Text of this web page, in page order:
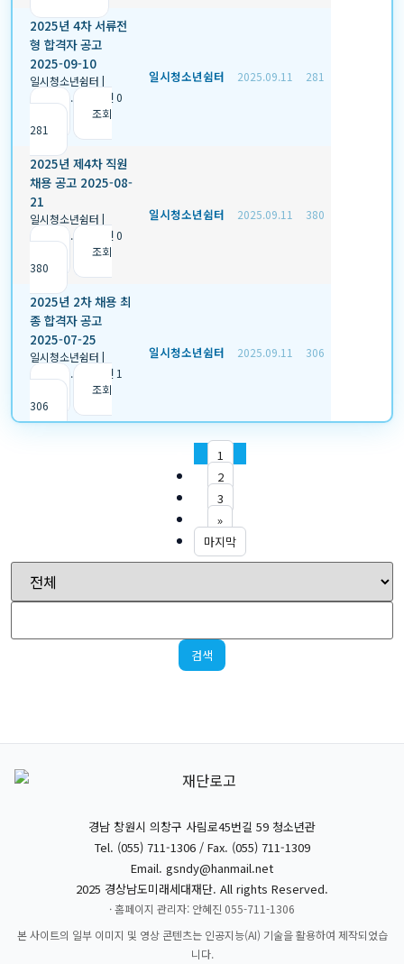
2025년 4차 서류전
형 합격자 공고
2025-09-10
일시청소년쉼터 |
2025.09.11
추천 0
조회
281
일시청소년쉼터 2025.09.11 281
2025년 제4차 직원
채용 공고 2025-08-
21
일시청소년쉼터 |
2025.09.11
추천 0
조회
380
일시청소년쉼터 2025.09.11 380
2025년 2차 채용 최
종 합격자 공고
2025-07-25
일시청소년쉼터 |
2025.09.11
추천 1
조회
306
일시청소년쉼터 2025.09.11 306
1
2
3
»
마지막
검색
경남 창원시 의창구 사림로45번길 59 청소년관
Tel. (055) 711-1306 / Fax. (055) 711-1309
Email. gsndy@hanmail.net
2025 경상남도미래세대재단. All rights Reserved.
· 홈페이지 관리자: 안혜진 055-711-1306
본 사이트의 일부 이미지 및 영상 콘텐츠는 인공지능(AI) 기술을 활용하여 제작되었습
니다.